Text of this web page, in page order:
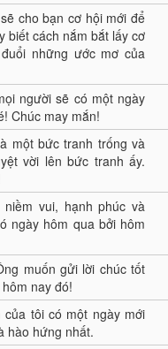
cho bạn cơ hội mới để
biết cách nắm bắt lấy cơ
những ước mơ của
người sẽ có một ngày
Chúc may mắn!
một bức tranh trống và
vời lên bức tranh ấy.
vui, hạnh phúc và
ngày hôm qua bởi hôm
muốn gửi lời chúc tốt
nay đó!
tôi có một ngày mới
hào hứng nhất.